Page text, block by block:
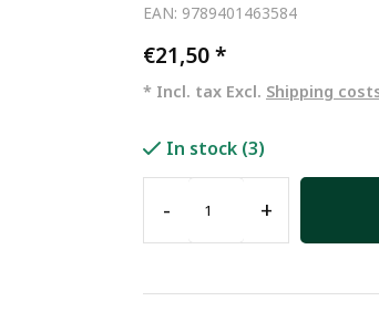
EAN: 9789401463584
€21,50*
* Incl. tax Excl. Shipping
In stock (3)
- +